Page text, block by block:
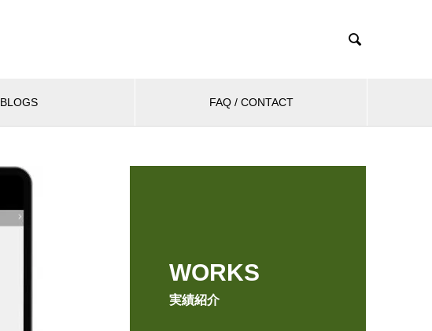

BLOGS FAQ / CONTACT
WORKS
実績紹介